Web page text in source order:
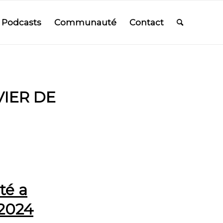
Podcasts Communauté Contact
DE
a